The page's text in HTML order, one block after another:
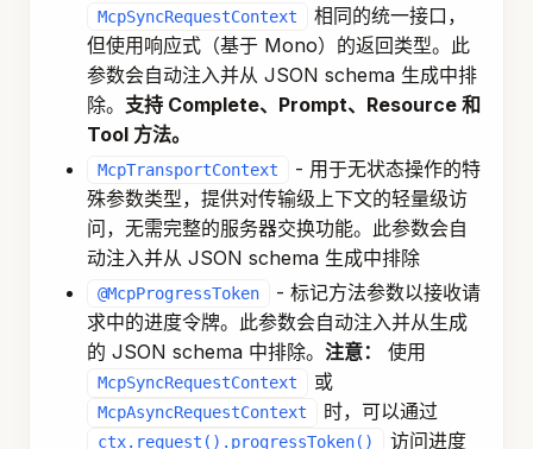
McpSyncRequestContext
相同的统一接口，
但使用响应式（基于 Mono）的返回类型。此
参数会自动注入并从 JSON schema 生成中排
除。 支持 Complete、Prompt、Resource 和
Tool 方法。
McpTransportContext
- 用于无状态操作的特
殊参数类型，提供对传输级上下文的轻量级访
问，无需完整的服务器交换功能。此参数会自
动注入并从 JSON schema 生成中排除
@McpProgressToken
- 标记方法参数以接收请
求中的进度令牌。此参数会自动注入并从生成
的 JSON schema 中排除。 注意： 使用
McpSyncRequestContext 或
McpAsyncRequestContext 时，可以通过
ctx.request().progressToken() 访问进度